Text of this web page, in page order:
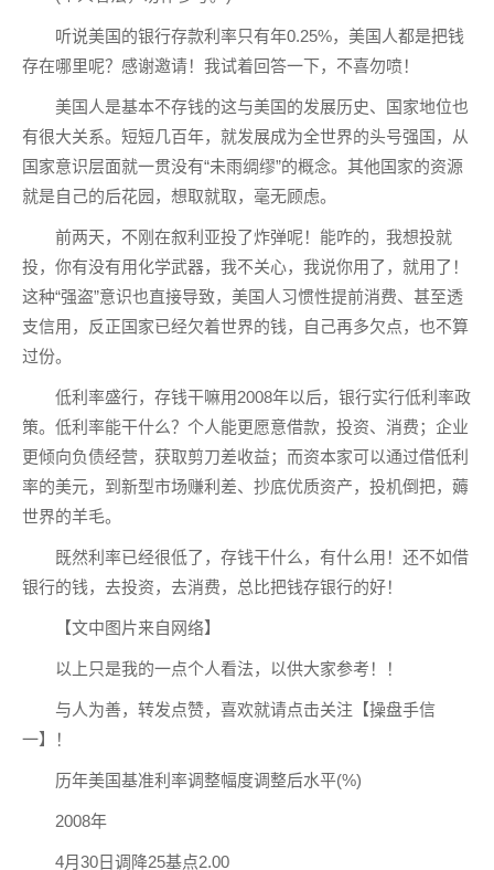
听说美国的银行存款利率只有年0.25%，美国人都是把钱
存在哪里呢？感谢邀请！我试着回答一下，不喜勿喷！
美国人是基本不存钱的这与美国的发展历史、国家地位也
有很大关系。短短几百年，就发展成为全世界的头号强国，从
国家意识层面就一贯没有“未雨绸缪”的概念。其他国家的资源
就是自己的后花园，想取就取，毫无顾虑。
前两天，不刚在叙利亚投了炸弹呢！能咋的，我想投就
投，你有没有用化学武器，我不关心，我说你用了，就用了！
这种“强盗”意识也直接导致，美国人习惯性提前消费、甚至透
支信用，反正国家已经欠着世界的钱，自己再多欠点，也不算
过份。
低利率盛行，存钱干嘛用2008年以后，银行实行低利率政
策。低利率能干什么？个人能更愿意借款，投资、消费；企业
更倾向负债经营，获取剪刀差收益；而资本家可以通过借低利
率的美元，到新型市场赚利差、抄底优质资产，投机倒把，薅
世界的羊毛。
既然利率已经很低了，存钱干什么，有什么用！还不如借
银行的钱，去投资，去消费，总比把钱存银行的好！
【文中图片来自网络】
以上只是我的一点个人看法，以供大家参考！！
与人为善，转发点赞，喜欢就请点击关注【操盘手信
一】！
历年美国基准利率调整幅度调整后水平(%)
2008年
4月30日调降25基点2.00